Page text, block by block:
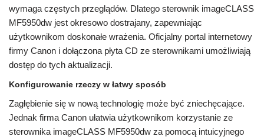
wymaga częstych przeglądów. Dlatego sterownik imageCLASS
MF5950dw jest okresowo dostrajany, zapewniając
użytkownikom doskonałe wrażenia. Oficjalny portal internetowy
firmy Canon i dołączona płyta CD ze sterownikami umożliwiają
dostęp do tych aktualizacji.
Konfigurowanie rzeczy w łatwy sposób
Zagłębienie się w nową technologię może być zniechęcające.
Jednak firma Canon ułatwia użytkownikom korzystanie ze
sterownika imageCLASS MF5950dw za pomocą intuicyjnego